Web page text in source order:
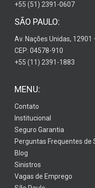
+55 (51) 2391-0607
SÃO PAULO:
Av. Nações Unidas,
CEP: 04578-910
+55 (11) 2391-1883
MENU:
Contato
Institucional
Seguro Garantia
Perguntas Frequentes de
Blog
Sinistros
Vagas de Emprego